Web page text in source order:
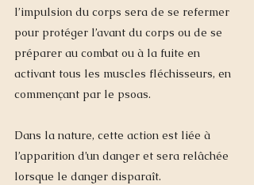
l’impulsion du corps sera de se refermer
pour protéger l’avant du corps ou de se
préparer au combat ou à la fuite en
activant tous les muscles fléchisseurs, en
commençant par le psoas.
Dans la nature, cette action est liée à
l’apparition d’un danger et sera relâchée
lorsque le danger disparaît.